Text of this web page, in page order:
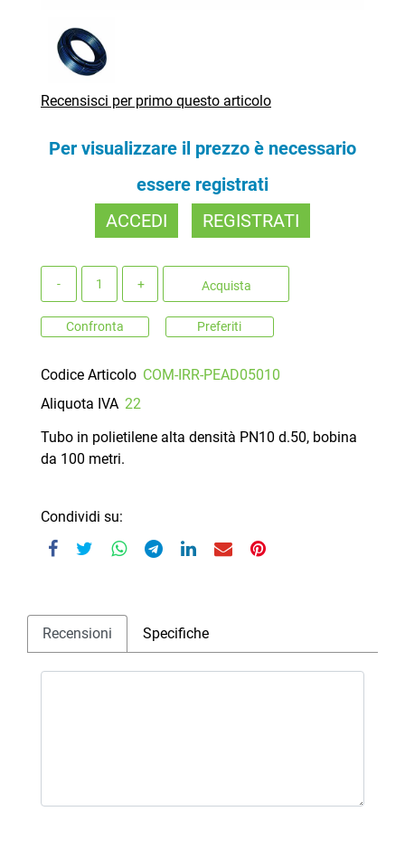
Recensisci per primo questo articolo
Per visualizzare il prezzo è necessario
essere registrati
ACCEDI
REGISTRATI
Acquista
Confronta Preferiti
Codice Articolo COM-IRR-PEAD05010
Aliquota IVA 22
Tubo in polietilene alta densità PN10 d.50, bobina
da 100 metri.
Condividi su:
Recensioni Specifiche